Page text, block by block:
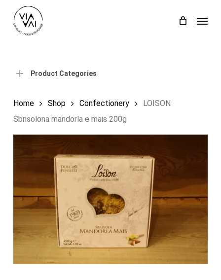
Cart Close
Product Categories
Home Shop Confectionery
LOISON
Sbrisolona mandorla e mais 200g